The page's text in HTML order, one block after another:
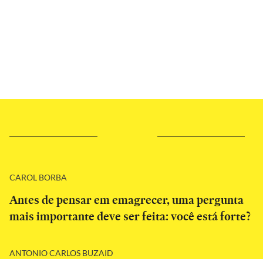
CAROL BORBA
Antes de pensar em emagrecer, uma pergunta
mais importante deve ser feita: você está forte?
ANTONIO CARLOS BUZAID